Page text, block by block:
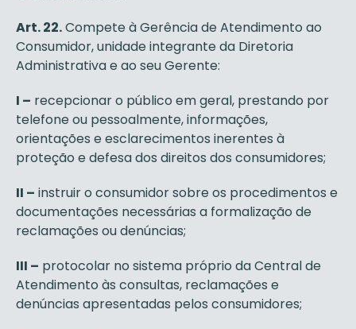
Art. 22.Compete à Gerência de Atendimento ao
Consumidor, unidade integrante da Diretoria
Administrativa e ao seu Gerente:
I – recepcionar o público em geral, prestando por
telefone ou pessoalmente, informações,
orientações e esclarecimentos inerentes à
proteção e defesa dos direitos dos consumidores;
II – instruir o consumidor sobre os procedimentos e
documentações necessárias a formalização de
reclamações ou denúncias;
III – protocolar no sistema próprio da Central de
Atendimento às consultas, reclamações e
denúncias apresentadas pelos consumidores;